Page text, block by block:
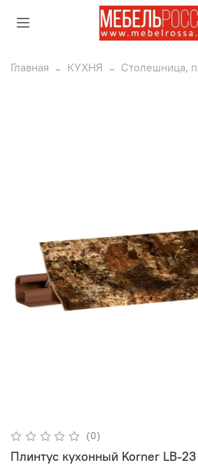
Главная КУХНЯ Столешница,
(0)
Плинтус кухонный Korner LB-